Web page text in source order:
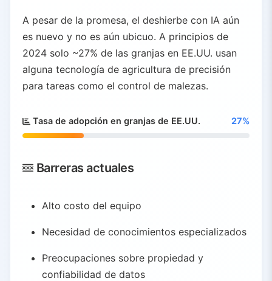
A pesar de la promesa, el deshierbe con IA aún
es nuevo y no es aún ubicuo. A principios de
2024 solo ~27% de las granjas en EE.UU. usan
alguna tecnología de agricultura de precisión
para tareas como el control de malezas.
Tasa de adopción en granjas de EE.UU. 27%
Barreras actuales
Alto costo del equipo
Necesidad de conocimientos especializados
Preocupaciones sobre propiedad y
confiabilidad de datos